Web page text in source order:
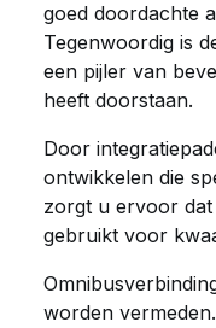
goed doordachte
Tegenwoordig is
een pijler van
heeft doorstaan.
Door
ontwikkelen die
zorgt u ervoor
gebruikt voor
worden